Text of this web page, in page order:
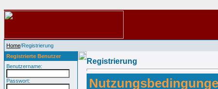
Home/Registrierung
Registrierte Benutzer
Benutzername:
Passwort:
Registrierung